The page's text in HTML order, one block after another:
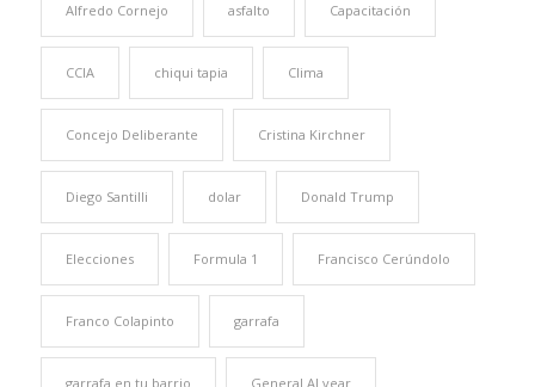
Alfredo Cornejo asfalto Capacitación
CCIA chiqui tapia Clima
Concejo Deliberante Cristina Kirchner
Diego Santilli dolar Donald Trump
Elecciones Formula 1 Francisco Cerúndolo
Franco Colapinto garrafa
garrafa en tu barrio General ALvear